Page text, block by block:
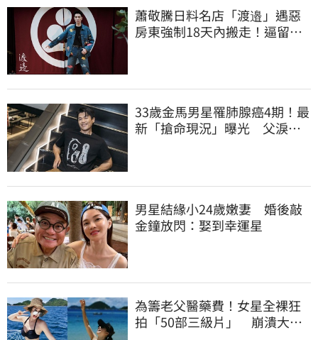
蕭敬騰日料名店「渡邉」遇惡
房東強制18天內搬走！逼留裝
33歲金馬男星罹肺腺癌4期！最
新「搶命現況」曝光 父淚
男星結緣小24歲嫩妻 婚後敲
金鐘放閃：娶到幸運星
為籌老父醫藥費！女星全裸狂
拍「50部三級片」 崩潰大